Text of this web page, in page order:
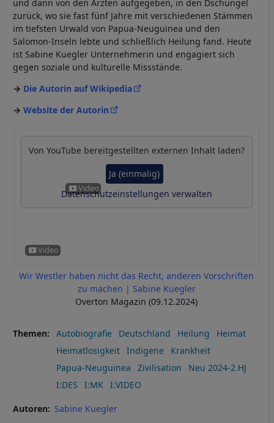
und dann von den Ärzten aufgegeben, in den Dschungel
zurück, wo sie fast fünf Jahre mit verschiedenen Stämmen
im tiefsten Urwald von Papua-Neuguinea und den
Salomon-Inseln lebte und schließlich Heilung fand. Heute
ist Sabine Kuegler Unternehmerin und engagiert sich
gegen soziale und kulturelle Missstände.
Die Autorin auf Wikipedia
Website der Autorin
Von YouTube bereitgestellten externen Inhalt laden?
Ja (einmalig)
Datenschutzeinstellungen verwalten
Wir Westler haben nicht das Recht, anderen Vorschriften
zu machen | Sabine Kuegler
Overton Magazin (09.12.2024)
Themen Autobiografie Deutschland Heilung
Heimat
Heimatlosigkeit
Indigene
Krankheit
Papua-Neuguinea
Zivilisation
Neu 2024-2.HJ
I:DES
I:MK I:VIDEO
Autoren
Sabine Kuegler